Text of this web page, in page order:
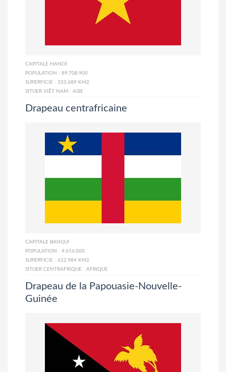
CAPITALE HANOÏ
POPULATION : 89.708.900
SUPERFICIE : 331.689 KM2
SITUER VIÊT NAM : ASIE
Drapeau centrafricaine
CAPITALE BANGUI
POPULATION : 4.616.000
SUPERFICIE : 622.984 KM2
SITUER CENTRAFRIQUE : AFRIQUE
Drapeau de la Papouasie-Nouvelle-
Guinée